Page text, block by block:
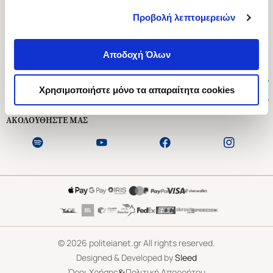
Προβολή λεπτομερειών
Αποδοχή Όλων
Χρησιμοποιήστε μόνο τα απαραίτητα cookies
Ασκληπιού 1-3, Αθήνα 106 79
Δευτέρα - Παρασκευή 09:00-21:00
Εξυπηρέτηση Πελατών
ΑΚΟΛΟΥΘΗΣΤΕ ΜΑΣ
©2026 politeianet.gr All rights reserved.
Designed & Developed bySleed